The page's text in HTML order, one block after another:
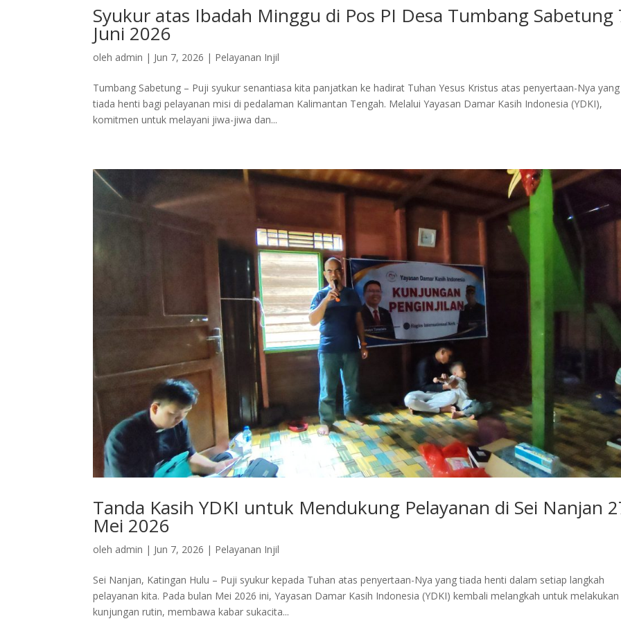
Syukur atas Ibadah Minggu di Pos PI Desa Tumbang Sabetung
Juni 2026
oleh admin | Jun 7, 2026 | Pelayanan Injil
Tumbang Sabetung – Puji syukur senantiasa kita panjatkan ke hadirat Tuhan Yesus Kristus atas penyertaan-Nya yang
tiada henti bagi pelayanan misi di pedalaman Kalimantan Tengah. Melalui Yayasan Damar Kasih Indonesia (YDKI),
komitmen untuk melayani jiwa-jiwa dan...
Tanda Kasih YDKI untuk Mendukung Pelayanan di Sei Nanjan
Mei 2026
oleh admin | Jun 7, 2026 | Pelayanan Injil
Sei Nanjan, Katingan Hulu – Puji syukur kepada Tuhan atas penyertaan-Nya yang tiada henti dalam setiap langkah
pelayanan kita. Pada bulan Mei 2026 ini, Yayasan Damar Kasih Indonesia (YDKI) kembali melangkah untuk melakukan
kunjungan rutin, membawa kabar sukacita...